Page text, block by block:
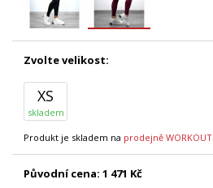
Zvolte velikost:
XS
skladem
Produkt je skladem na prodejně WORKOUT
Původní cena: 1 471 Kč